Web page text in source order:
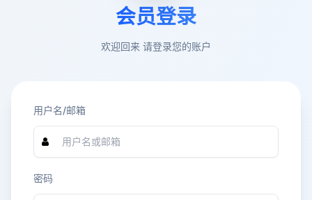
会员登录
欢迎回来 请登录您的账户
用户名/邮箱
密码